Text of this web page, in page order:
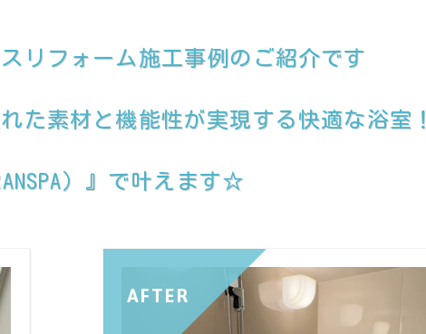
リフォーム施工事例のご紹介です
た素材と機能性が実現する快適な浴室！
）』で叶えます☆
AFTER